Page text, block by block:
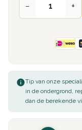
− +
Tip van onze
in de ondergrond,
dan de berekende